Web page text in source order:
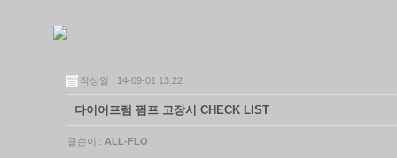
작성일 : 14-09-01 13:22
다이어프램 펌프 고장시 CHECK LIST
글쓴이 : ALL-FLO